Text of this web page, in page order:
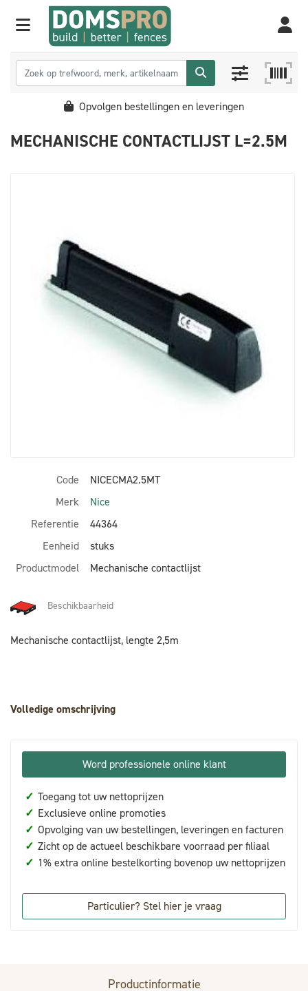
Opvolgen bestellingen en leveringen
MECHANISCHE CONTACTLIJST L=2.5M
Code
NICECMA2.5MT
Merk
Nice
Referentie
44364
Eenheid
stuks
Productmodel
Mechanische contactlijst
Beschikbaarheid
Mechanische contactlijst, lengte 2,5m
Volledige omschrijving
Word professionele online klant
✓ Toegang tot uw nettoprijzen
✓ Exclusieve online promoties
✓ Opvolging van uw bestellingen, leveringen en facturen
✓ Zicht op de actueel beschikbare voorraad per filiaal
✓ 1% extra online bestelkorting bovenop uw nettoprijzen
Particulier? Stel hier je vraag
Productinformatie